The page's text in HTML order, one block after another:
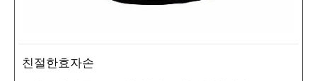
친절한효자손